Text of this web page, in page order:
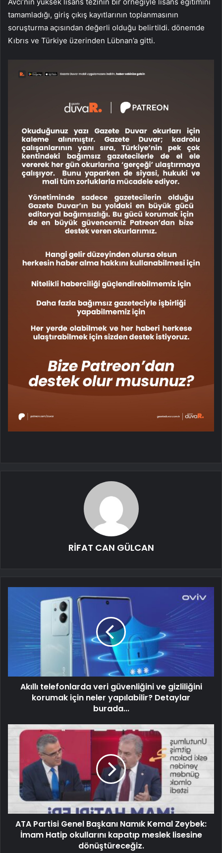
tamamladığı, giriş çıkış kayıtlarının toplanmasının
soruşturma açısından değerli olduğu belirtildi. dönemde
Kıbrıs ve Türkiye üzerinden Lübnan’a gitti.
RİFAT CAN GÜLCAN
Akıllı telefonlarda veri güvenliğini ve gizliliğini
korumak için neler yapılabilir? Detaylar
burada...
ATA Partisi Genel Başkanı Namık Kemal Zeybek:
İmam Hatip okullarını kapatıp meslek lisesine
dönüştüreceğiz.